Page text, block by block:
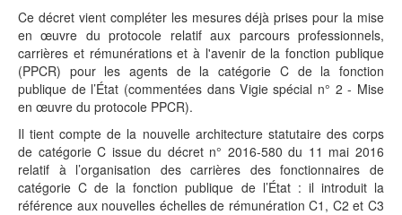
Ce décret vient compléter les mesures déjà prises pour la mise
en œuvre du protocole relatif aux parcours professionnels,
carrières et rémunérations et à l'avenir de la fonction publique
(PPCR) pour les agents de la catégorie C de la fonction
publique de l’État (commentées dans Vigie spécial n° 2 - Mise
en œuvre du protocole PPCR).
Il tient compte de la nouvelle architecture statutaire des corps
de catégorie C issue du décret n° 2016-580 du 11 mai 2016
relatif à l’organisation des carrières des fonctionnaires de
catégorie C de la fonction publique de l’État : il introduit la
référence aux nouvelles échelles de rémunération C1, C2 et C3